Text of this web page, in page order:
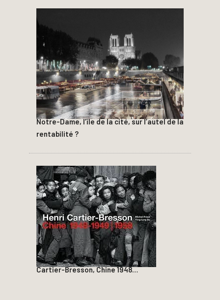
Notre-Dame, l’île de la cité, sur l’autel de la
rentabilité ?
Cartier-Bresson, Chine 1948…